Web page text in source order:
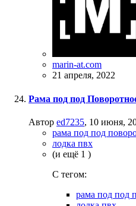
marin-at.com
21 апреля, 2022
Рама под под
Автор ed7235, 10 июня,
рама под под
лодка пвх
(и ещё 1 )
C тегом:
рама под под